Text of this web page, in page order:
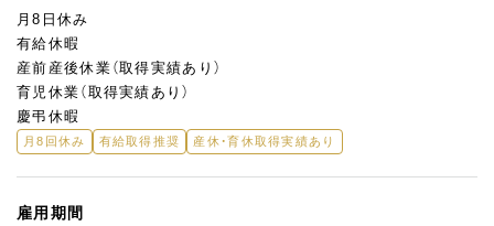
月8日休み
有給休暇
産前産後休業（取得実績あり）
育児休業（取得実績あり）
慶弔休暇
月8回休み 有給取得推奨 産休・育休取得実績あり
雇用期間